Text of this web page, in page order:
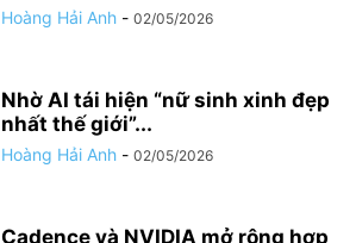
Hoàng Hải Anh - 02/05/2026
Nhờ AI tái hiện “nữ sinh xinh đẹp
nhất thế giới”...
Hoàng Hải Anh - 02/05/2026
Cadence và NVIDIA mở rộng hợp